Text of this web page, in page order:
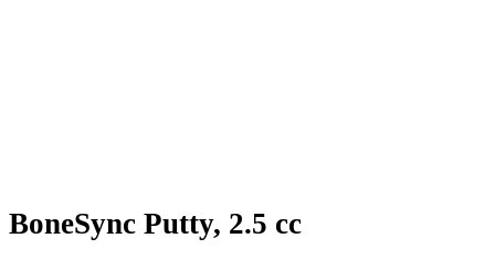
BoneSync Putty, 2.5 cc